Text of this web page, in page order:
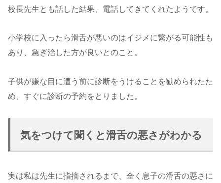
校長先生とも話した結果、電話してきてくれたようです。
小学校に入ったら滑舌が悪いのはイジメに繋がる可能性も
あり、急ぎ治した方が良いとのこと。
子供が嫌な目に遭う前に診断をうけることを勧められたた
め、すぐに診断の予約をとりました。
気をつけて聞くと滑舌の悪さがわかる
実は私は先生に指摘されるまで、全く息子の滑舌の悪さに